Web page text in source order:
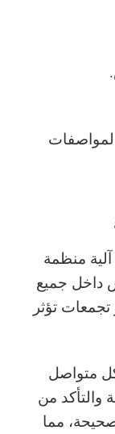
منظمة
داخل جميع
تؤثر
متواصل
والتأكد من
مما